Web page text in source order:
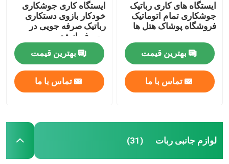
محصولات
فیلم های
درباره ما
کنترل کیفیت
ایستگاه های کاری رباتیک
جوشکاری تمام اتوماتیک
فروشگاه پوشاک هتل ها
بهترین قیمت
تماس با ما
ایستگاه کاری جوشکاری
خودکار بازوی دستکاری
رباتیک صرفه جویی در
مصرف انرژی
3000/6000 وات
بهترین قیمت
تماس با ما
لوازم جانبی ربات (31)